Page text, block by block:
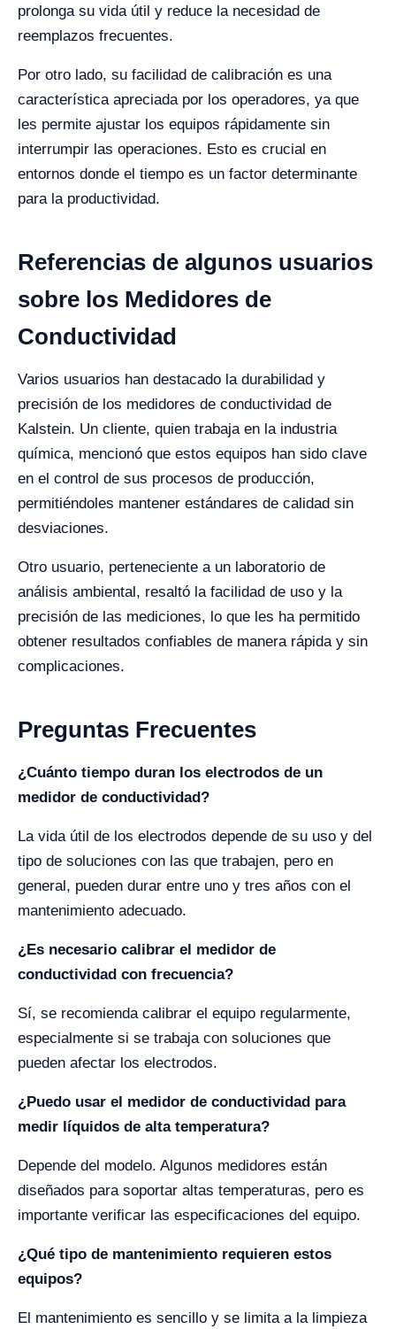
prolonga su vida útil y reduce la necesidad de
reemplazos frecuentes.
Por otro lado, su facilidad de calibración es una
característica apreciada por los operadores, ya que
les permite ajustar los equipos rápidamente sin
interrumpir las operaciones. Esto es crucial en
entornos donde el tiempo es un factor determinante
para la productividad.
Referencias de algunos usuarios
sobre los Medidores de
Conductividad
Varios usuarios han destacado la durabilidad y
precisión de los medidores de conductividad de
Kalstein. Un cliente, quien trabaja en la industria
química, mencionó que estos equipos han sido clave
en el control de sus procesos de producción,
permitiéndoles mantener estándares de calidad sin
desviaciones.
Otro usuario, perteneciente a un laboratorio de
análisis ambiental, resaltó la facilidad de uso y la
precisión de las mediciones, lo que les ha permitido
obtener resultados confiables de manera rápida y sin
complicaciones.
Preguntas Frecuentes
¿Cuánto tiempo duran los electrodos de un
medidor de conductividad?
La vida útil de los electrodos depende de su uso y del
tipo de soluciones con las que trabajen, pero en
general, pueden durar entre uno y tres años con el
mantenimiento adecuado.
¿Es necesario calibrar el medidor de
conductividad con frecuencia?
Sí, se recomienda calibrar el equipo regularmente,
especialmente si se trabaja con soluciones que
pueden afectar los electrodos.
¿Puedo usar el medidor de conductividad para
medir líquidos de alta temperatura?
Depende del modelo. Algunos medidores están
diseñados para soportar altas temperaturas, pero es
importante verificar las especificaciones del equipo.
¿Qué tipo de mantenimiento requieren estos
equipos?
El mantenimiento es sencillo y se limita a la limpieza